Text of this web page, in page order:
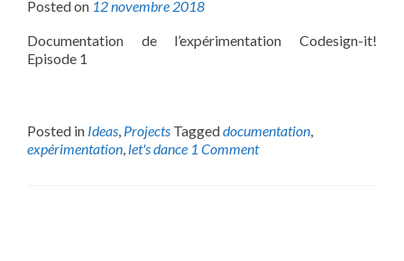
Posted on 12 novembre 2018
Documentation de l’expérimentation Codesign-it!
Episode 1
Posted in Ideas, Projects Taggeddocumentation,
expérimentation, let's dance 1 Comment